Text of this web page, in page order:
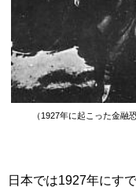
（1927年に起こった金融
日本では1927年にす